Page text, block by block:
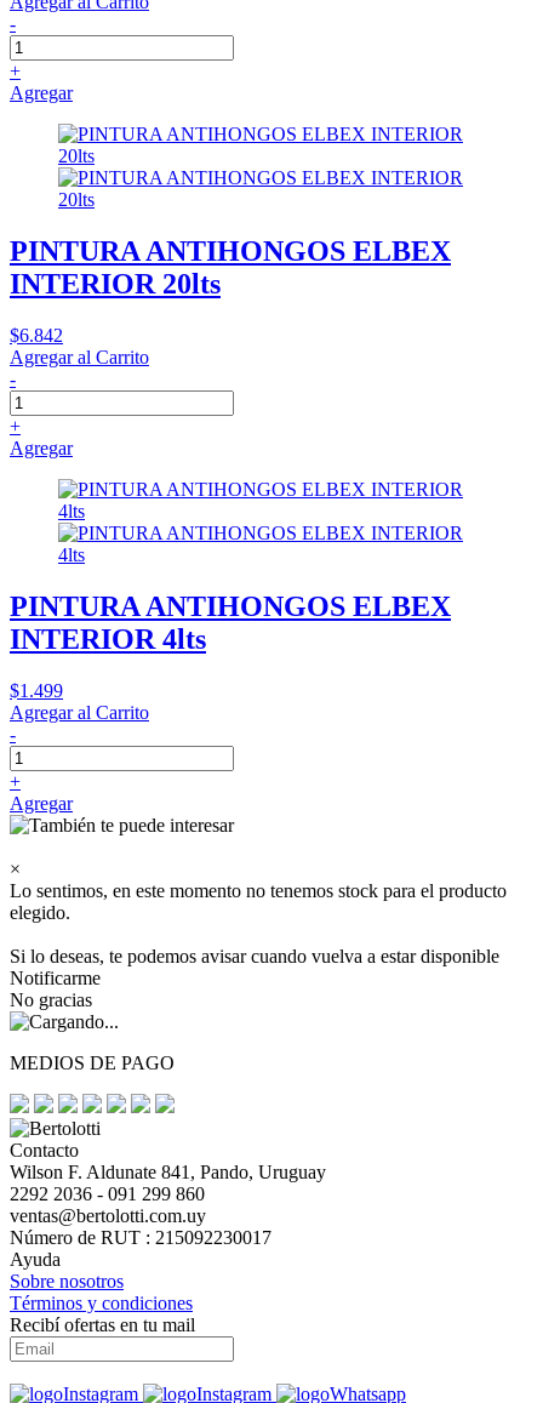
-
+
Agregar
PINTURA ANTIHONGOS ELBEX
INTERIOR 20lts
$6.842
Agregar al Carrito
-
+
Agregar
PINTURA ANTIHONGOS ELBEX
INTERIOR 4lts
$1.499
Agregar al Carrito
-
+
Agregar
×
Lo sentimos, en este momento no tenemos stock para el producto
elegido.
Si lo deseas, te podemos avisar cuando vuelva a estar disponible
Notificarme
No gracias
MEDIOS DE PAGO
Contacto
Wilson F. Aldunate 841, Pando, Uruguay
2292 2036 - 091 299 860
ventas@bertolotti.com.uy
Número de RUT : 215092230017
Ayuda
Sobre nosotros
Términos y condiciones
Recibí ofertas en tu mail